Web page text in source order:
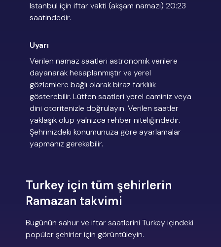
Istanbul için iftar vakti (akşam namazı) 20:23
saatindedir.
Uyarı
Verilen namaz saatleri astronomik verilere
dayanarak hesaplanmıştır ve yerel
gözlemlere bağlı olarak biraz farklılık
gösterebilir. Lütfen saatleri yerel caminiz veya
dini otoritenizle doğrulayın. Verilen saatler
yaklaşık olup yalnızca rehber niteliğindedir.
Şehrinizdeki konumunuza göre ayarlamalar
yapmanız gerekebilir.
Turkey için tüm şehirlerin
Ramazan takvimi
Bugünün sahur ve iftar saatlerini Turkey içindeki
popüler şehirler için görüntüleyin.